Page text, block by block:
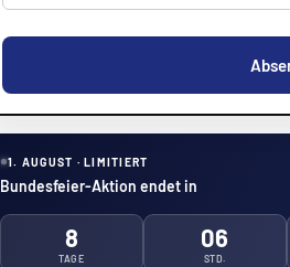
1. AUGUST · LIMITIERT
Bundesfeier-Aktion endet in
8
TAGE
06
STD.